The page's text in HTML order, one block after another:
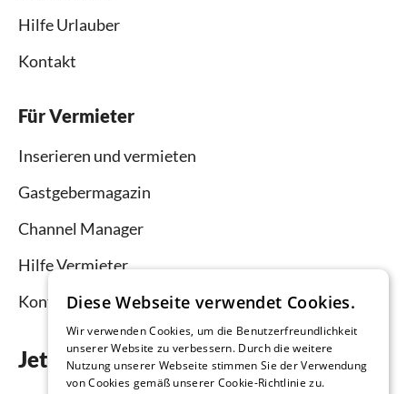
Hilfe Urlauber
Kontakt
Für Vermieter
Inserieren und vermieten
Gastgebermagazin
Channel Manager
Hilfe Vermieter
Kontakt
Jetzt die App downloaden
Diese Webseite verwendet Cookies.
Wir verwenden Cookies, um die Benutzerfreundlichkeit
unserer Website zu verbessern. Durch die weitere
Nutzung unserer Webseite stimmen Sie der Verwendung
von Cookies gemäß unserer Cookie-Richtlinie zu.